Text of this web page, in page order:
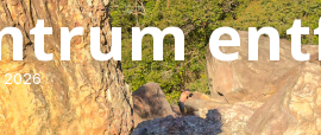
2026